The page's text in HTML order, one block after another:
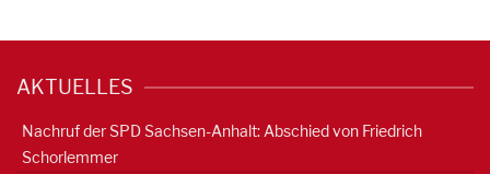
AKTUELLES
Nachruf der SPD Sachsen-Anhalt: Abschied von Friedrich
Schorlemmer